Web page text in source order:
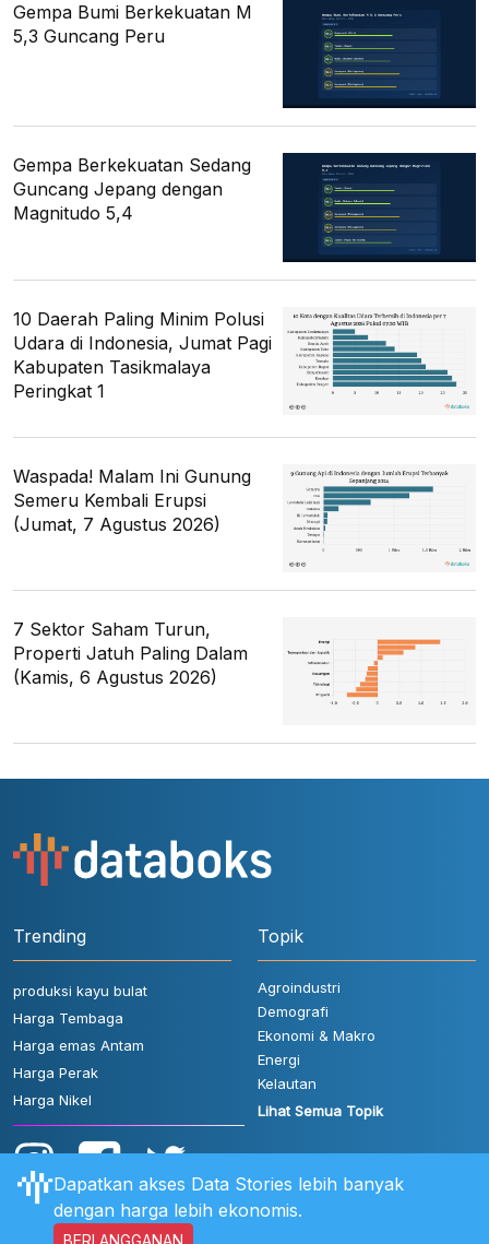
Gempa Bumi Berkekuatan M
5,3 Guncang Peru
Gempa Berkekuatan Sedang
Guncang Jepang dengan
Magnitudo 5,4
10 Daerah Paling Minim Polusi
Udara di Indonesia, Jumat Pagi
Kabupaten Tasikmalaya
Peringkat 1
Waspada! Malam Ini Gunung
Semeru Kembali Erupsi
(Jumat, 7 Agustus 2026)
7 Sektor Saham Turun,
Properti Jatuh Paling Dalam
(Kamis, 6 Agustus 2026)
Trending
produksi kayu bulat
Harga Tembaga
Harga emas Antam
Harga Perak
Harga Nikel
Topik
Agroindustri
Demografi
Ekonomi & Makro
Energi
Kelautan
Lihat Semua Topik
Dapatkan akses Data Stories lebih banyak
dengan harga lebih ekonomis.
BERLANGGANAN